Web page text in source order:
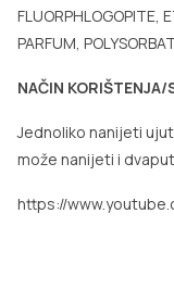
FLUORPHLOGOPITE,
PARFUM,
NAČIN KORIŠTENJA/
Jednoliko nanijeti
može nanijeti i
https://